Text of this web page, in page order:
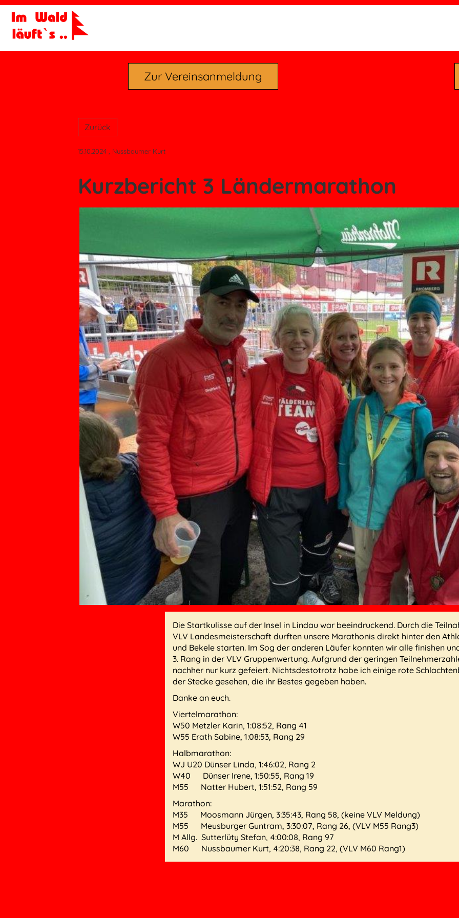
Zur Vereinsanmeldung
Zurück
15.10.2024 , Nussbaumer Kurt
Kurzbericht 3 Ländermarathon
Die Startkulisse auf der Insel in Lindau war beeindruckend. Durch die
VLV Landesmeisterschaft durften unsere Marathonis direkt hinter den
und Bekele starten. Im Sog der anderen Läufer konnten wir alle finishen
3. Rang in der VLV Gruppenwertung. Aufgrund der geringen
nachher nur kurz gefeiert. Nichtsdestotrotz habe ich einige rote
der Stecke gesehen, die ihr Bestes gegeben haben.
Danke an euch.
Viertelmarathon:
W50 Metzler Karin, 1:08:52, Rang 41
W55 Erath Sabine, 1:08:53, Rang 29
Halbmarathon:
WJ U20 Dünser Linda, 1:46:02, Rang 2
W40
Dünser Irene, 1:50:55, Rang 19
M55
Natter Hubert, 1:51:52, Rang 59
Marathon:
M35
Moosmann Jürgen, 3:35:43, Rang 58, (keine VLV Meldung)
M55
Meusburger Guntram, 3:30:07, Rang 26, (VLV M55 Rang3)
M Allg. Sutterlüty Stefan, 4:00:08, Rang 97
M60
Nussbaumer Kurt, 4:20:38, Rang 22, (VLV M60 Rang1)